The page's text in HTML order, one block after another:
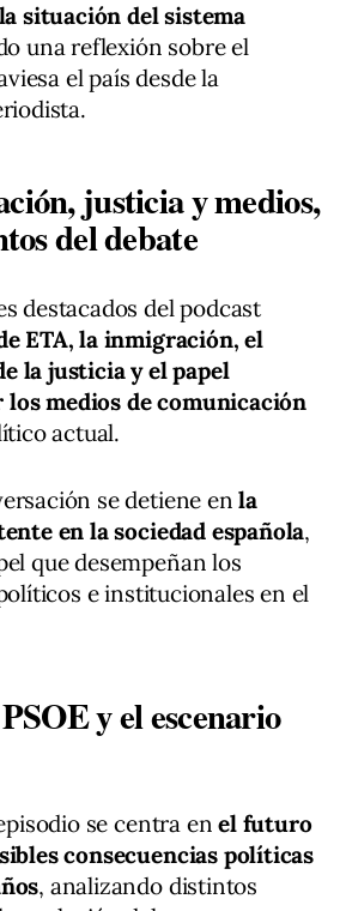
situación del sistema
una reflexión sobre el
el país desde la
justicia y medios,
del debate
destacados del podcast
ETA, la inmigración, el
la justicia y el papel
los medios de comunicación
actual.
se detiene enla
en la sociedad española,
que desempeñan los
e institucionales en el
y el escenario
se centra enel futuro
consecuencias políticas
, analizando distintos